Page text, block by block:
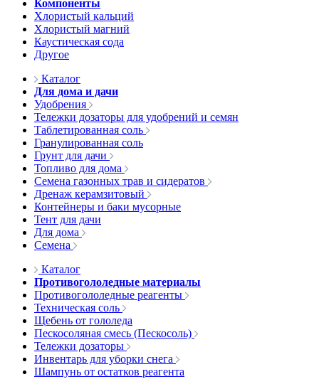
Компоненты
Хлористый кальций
Хлористый магний
Каустическая сода
Другое
Каталог
Для дома и дачи
Удобрения
Тележки дозаторы для удобрений и семян
Таблетированная соль
Гранулированная соль
Грунт для дачи
Топливо для дома
Семена газонных трав и сидератов
Дренаж керамзитовый
Контейнеры и баки мусорные
Тент для дачи
Для дома
Семена
Каталог
Противогололедные материалы
Противогололедные реагенты
Техническая соль
Щебень от гололеда
Пескосоляная смесь (Пескосоль)
Тележки дозаторы
Инвентарь для уборки снега
Шампунь от остатков реагента